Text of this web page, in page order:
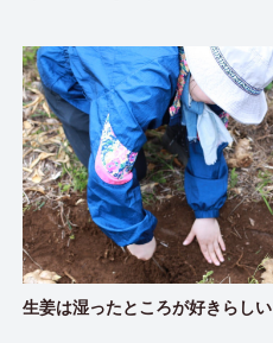
生姜は湿ったところが好きらしい